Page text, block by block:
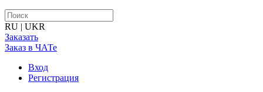
RU | UKR
Заказать
Заказ в ЧАТе
Вход
Регистрация